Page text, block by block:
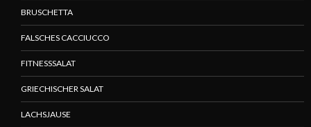
BRUSCHETTA
FALSCHES CACCIUCCO
FITNESSSALAT
GRIECHISCHER SALAT
LACHSJAUSE